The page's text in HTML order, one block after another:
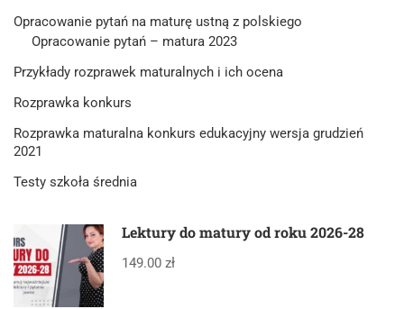
Opracowanie pytań na maturę ustną z polskiego
Opracowanie pytań – matura 2023
Przykłady rozprawek maturalnych i ich ocena
Rozprawka konkurs
Rozprawka maturalna konkurs edukacyjny wersja grudzień
2021
Testy szkoła średnia
Lektury do matury od roku 2026-28
149.00 zł